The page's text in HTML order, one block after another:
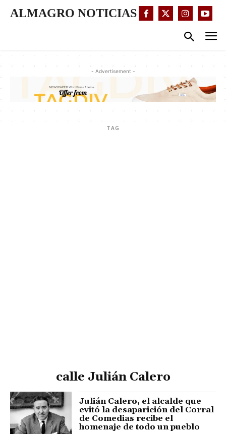
ALMAGRO NOTICIAS
- Advertisement -
TAG
calle Julián Calero
Julián Calero, el alcalde que
evitó la desaparición del Corral
de Comedias recibe el
homenaje de todo un pueblo